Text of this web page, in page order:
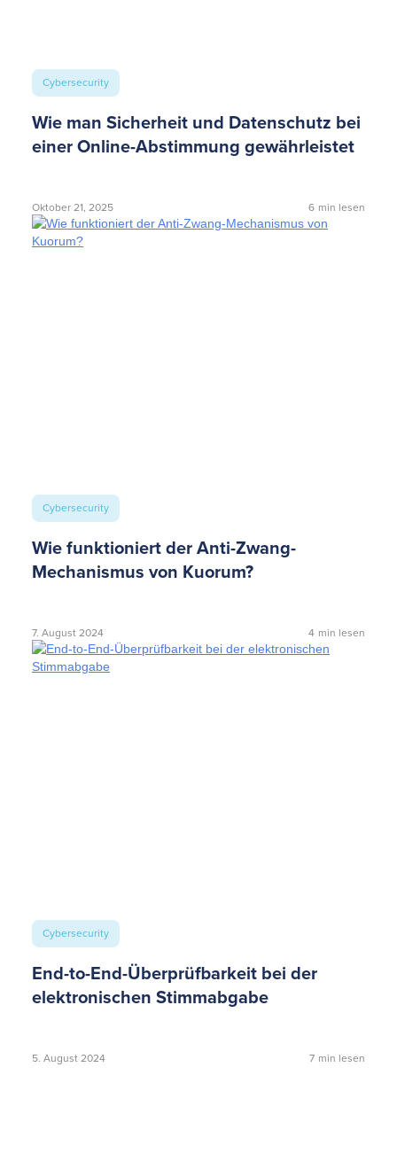
Cybersecurity
Wie man Sicherheit und Datenschutz bei
einer Online-Abstimmung gewährleistet
Oktober 21, 2025 6 min lesen
Cybersecurity
Wie funktioniert der Anti-Zwang-
Mechanismus von Kuorum?
7. August 2024 4 min lesen
Cybersecurity
End-to-End-Überprüfbarkeit bei der
elektronischen Stimmabgabe
5. August 2024 7 min lesen